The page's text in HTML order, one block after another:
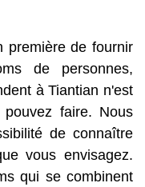
première de fournir
de personnes,
à Tiantian n'est
faire. Nous
de connaître
vous envisagez.
qui se combinent